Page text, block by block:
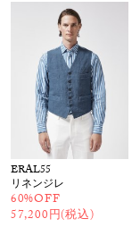
ERAL55
リネンジレ
60%OFF
57,200円(税込)